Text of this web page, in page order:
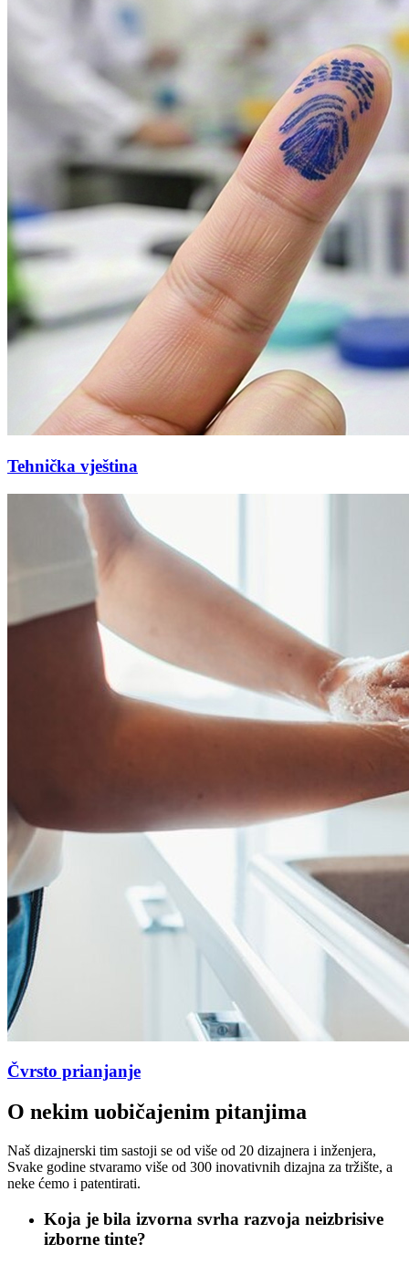
Tehnička vještina
Čvrsto prianjanje
O nekim uobičajenim pitanjima
Naš dizajnerski tim sastoji se od više od 20 dizajnera i inženjera,
Svake godine stvaramo više od 300 inovativnih dizajna za tržište, a
neke ćemo i patentirati.
Koja je bila izvorna svrha razvoja neizbrisive
izborne tinte?